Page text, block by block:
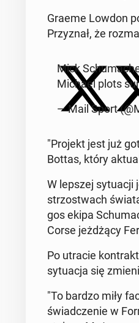
Graeme Lowdon
Przy­znał, że
Mick
Michael plots
— Mail Sport
"Projekt jest już
Bottas, który
W lepszej sy­tu­acji
strzo­stwach
gos ekipa
Corse jeż­dżą­cy
Po utracie
sy­tu­acja się
"To bardzo miły
świad­cze­nie w